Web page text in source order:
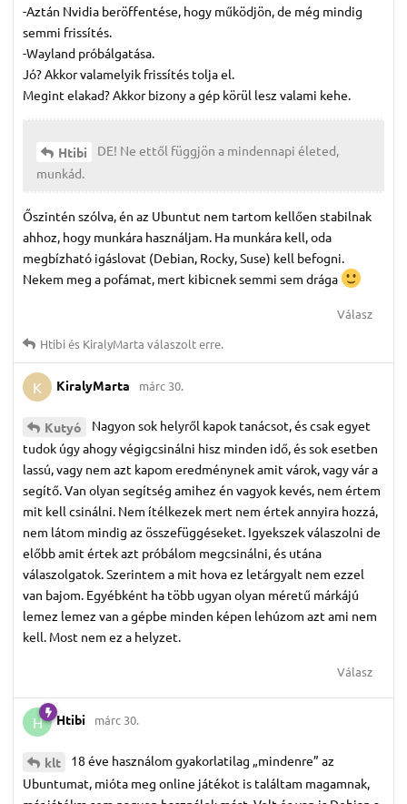
-Aztán Nvidia beröffentése, hogy működjön, de még mindig
semmi frissítés.
-Wayland próbálgatása.
Jó? Akkor valamelyik frissítés tolja el.
Megint elakad? Akkor bizony a gép körül lesz valami kehe.
Htibi
DE! Ne ettől függjön a mindennapi életed,
munkád.
Őszintén szólva, én az Ubuntut nem tartom kellően stabilnak
ahhoz, hogy munkára használjam. Ha munkára kell, oda
megbízható igáslovat (Debian, Rocky, Suse) kell befogni.
Nekem meg a pofámat, mert kibicnek semmi sem drága
Válasz
Htibiés KiralyMarta válaszolt erre.
K KiralyMarta márc 30.
Kutyó
Nagyon sok helyről kapok tanácsot, és csak egyet
tudok úgy ahogy végigcsinálni hisz minden idő, és sok esetben
lassú, vagy nem azt kapom eredménynek amit várok, vagy vár a
segítő. Van olyan segítség amihez én vagyok kevés, nem értem
mit kell csinálni. Nem ítélkezek mert nem értek annyira hozzá,
nem látom mindig az összefüggéseket. Igyekszek válaszolni de
előbb amit értek azt próbálom megcsinálni, és utána
válaszolgatok. Szerintem a mit hova ez letárgyalt nem ezzel
van bajom. Egyébként ha több ugyan olyan méretű márkájú
lemez lemez van a gépbe minden képen lehúzom azt ami nem
kell. Most nem ez a helyzet.
Válasz
H Htibi márc 30.
klt
18 éve használom gyakorlatilag „mindenre” az
Ubuntumat, mióta meg online játékot is találtam magamnak,